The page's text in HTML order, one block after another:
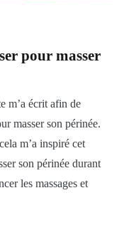
pour masser
m’a écrit afin de
masser son périnée.
m’a inspiré cet
son périnée durant
les massages et